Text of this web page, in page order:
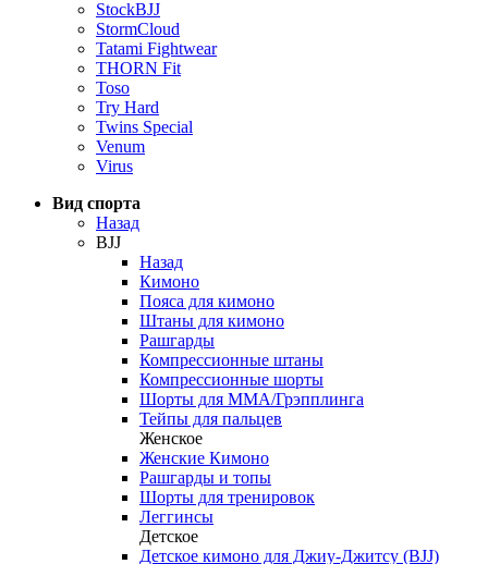
StockBJJ
StormCloud
Tatami Fightwear
THORN Fit
Toso
Try Hard
Twins Special
Venum
Virus
Вид спорта
Назад
BJJ
Назад
Кимоно
Пояса для кимоно
Штаны для кимоно
Рашгарды
Компрессионные штаны
Компрессионные шорты
Шорты для ММА/Грэпплинга
Тейпы для пальцев
Женское
Женские Кимоно
Рашгарды и топы
Шорты для тренировок
Леггинсы
Детское
Детское кимоно для Джиу-Джитсу (BJJ)